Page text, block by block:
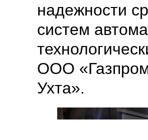
надежности
систем
ООО «Газпром
Ухта».